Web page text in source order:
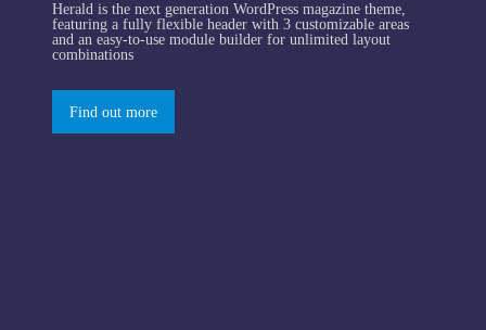
Herald is the next generation WordPress magazine theme,
featuring a fully flexible header with 3 customizable areas
and an easy-to-use module builder for unlimited layout
combinations
Find out more